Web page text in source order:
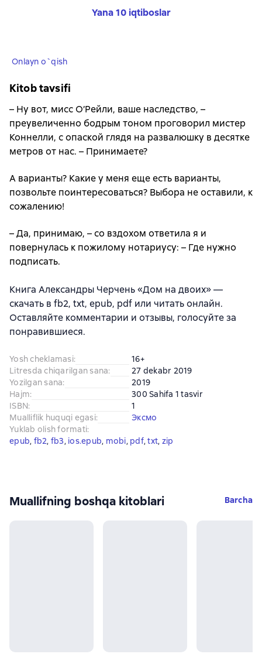
Yana 10 iqtiboslar
Onlayn o`qish
Kitob tavsifi
– Ну вот, мисс О’Рейли, ваше наследство, –
преувеличенно бодрым тоном проговорил мистер
Коннелли, с опаской глядя на развалюшку в десятке
метров от нас. – Принимаете?
А варианты? Какие у меня еще есть варианты,
позвольте поинтересоваться? Выбора не оставили, к
сожалению!
– Да, принимаю, – со вздохом ответила я и
повернулась к пожилому нотариусу: – Где нужно
подписать.
Книга Александры Черчень «Дом на двоих» —
скачать в fb2, txt, epub, pdf или читать онлайн.
Оставляйте комментарии и отзывы, голосуйте за
понравившиеся.
Yosh cheklamasi:
16+
Litresda chiqarilgan sana:
27 dekabr 2019
Yozilgan sana:
2019
Hajm:
300 Sahifa 1 tasvir
ISBN:
1
Mualliflik huquqi egasi:
Эксмо
Yuklab olish formati:
epub, fb2, fb3, ios.epub, mobi, pdf, txt, zip
Muallifning boshqa kitoblari Barcha